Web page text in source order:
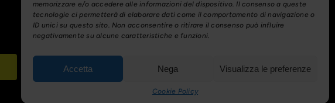
memorizzare e/o accedere alle informazioni del dispositivo. Il consenso a queste
tecnologie ci permetterà di elaborare dati come il comportamento di navigazione o
ID unici su questo sito. Non acconsentire o ritirare il consenso può influire
negativamente su alcune caratteristiche e funzioni.
Accetta Nega Visualizza le preferenze
Cookie Policy